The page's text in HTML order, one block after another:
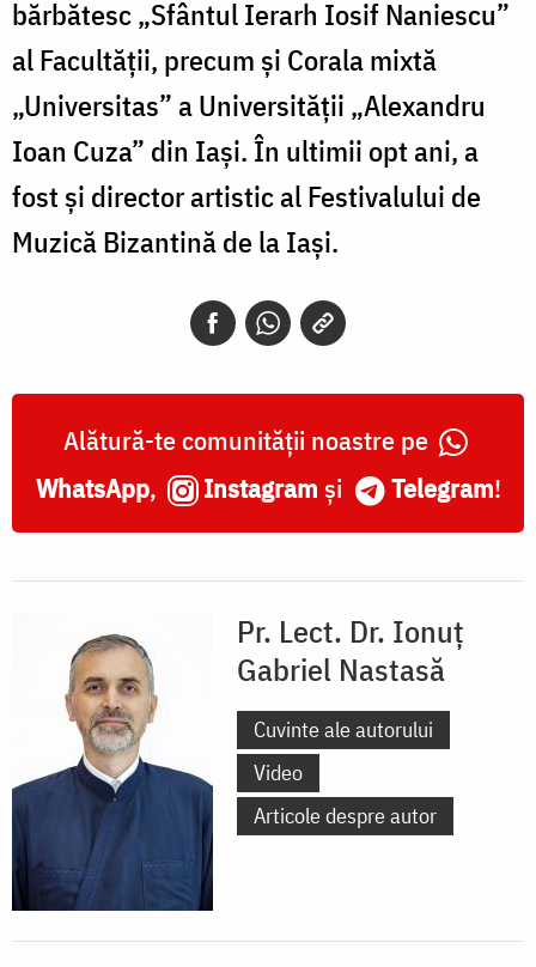
bărbătesc „Sfântul Ierarh Iosif Naniescu”
al Facultății, precum și Corala mixtă
„Universitas” a Universității „Alexandru
Ioan Cuza” din Iași. În ultimii opt ani, a
fost și director artistic al Festivalului de
Muzică Bizantină de la Iași.
Alătură-te comunității noastre pe
WhatsApp, Instagram și Telegram!
Pr. Lect. Dr. Ionuț
Gabriel Nastasă
Cuvinte ale autorului
Video
Articole despre autor